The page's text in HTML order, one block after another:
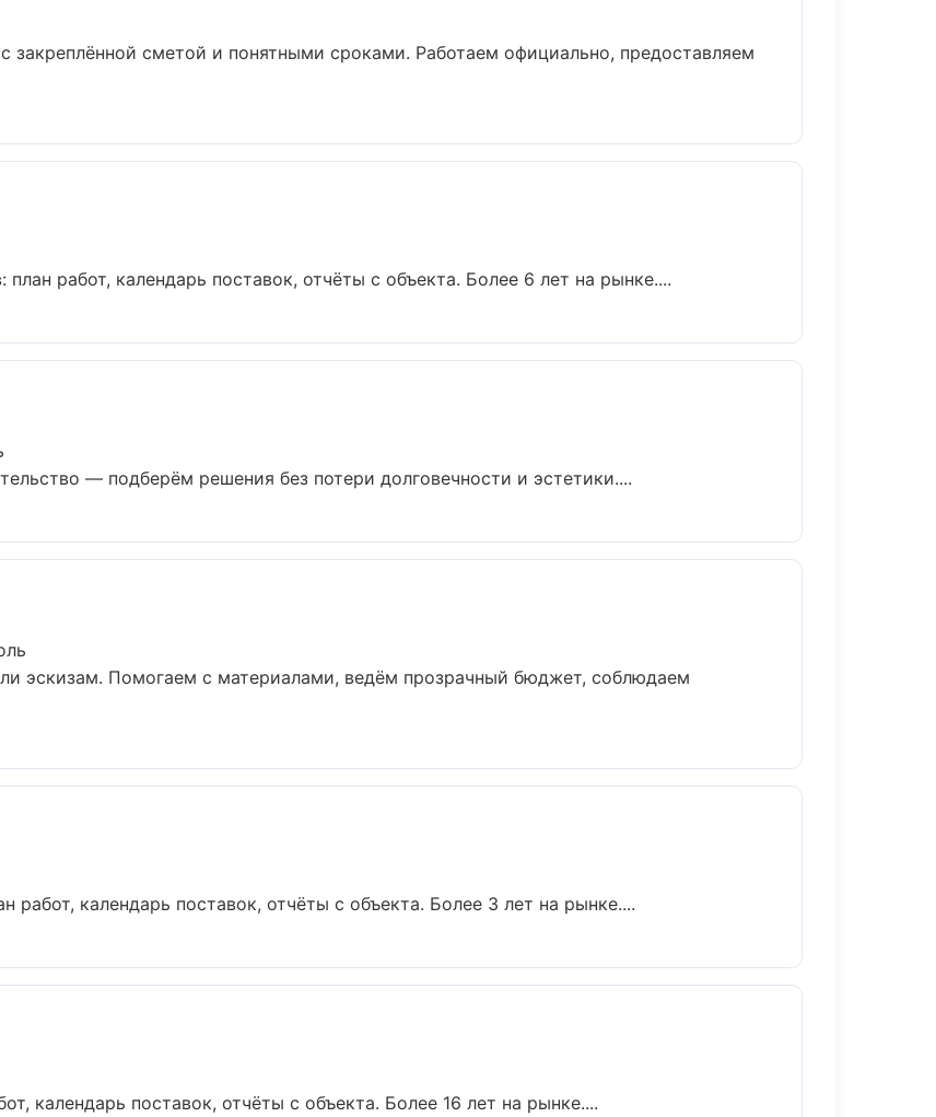
закреплённой сметой и понятными сроками. Работаем официально, предоставляем
работ, календарь поставок, отчёты с объекта. Более 6 лет на рынке....
— подберём решения без потери долговечности и эстетики....
эскизам. Помогаем с материалами, ведём прозрачный бюджет, соблюдаем
работ, календарь поставок, отчёты с объекта. Более 3 лет на рынке....
календарь поставок, отчёты с объекта. Более 16 лет на рынке....